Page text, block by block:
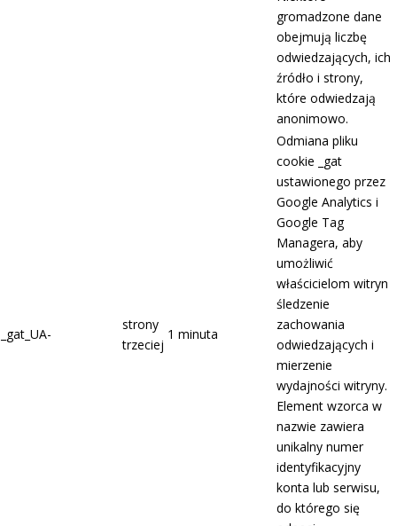
gromadzone dane
obejmują liczbę
odwiedzających, ich
źródło i strony,
które odwiedzają
anonimowo.
_gat_UA-
strony
trzeciej
1 minuta
Odmiana pliku
cookie _gat
ustawionego przez
Google Analytics i
Google Tag
Managera, aby
umożliwić
właścicielom witryn
śledzenie
zachowania
odwiedzających i
mierzenie
wydajności witryny.
Element wzorca w
nazwie zawiera
unikalny numer
identyfikacyjny
konta lub serwisu,
do którego się